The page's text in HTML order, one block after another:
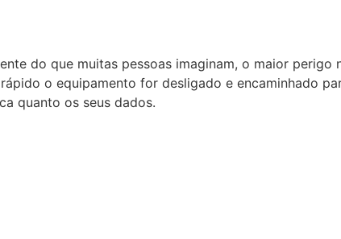
do que muitas pessoas imaginam, o maior perigo
o equipamento for desligado e encaminhado
quanto os seus dados.